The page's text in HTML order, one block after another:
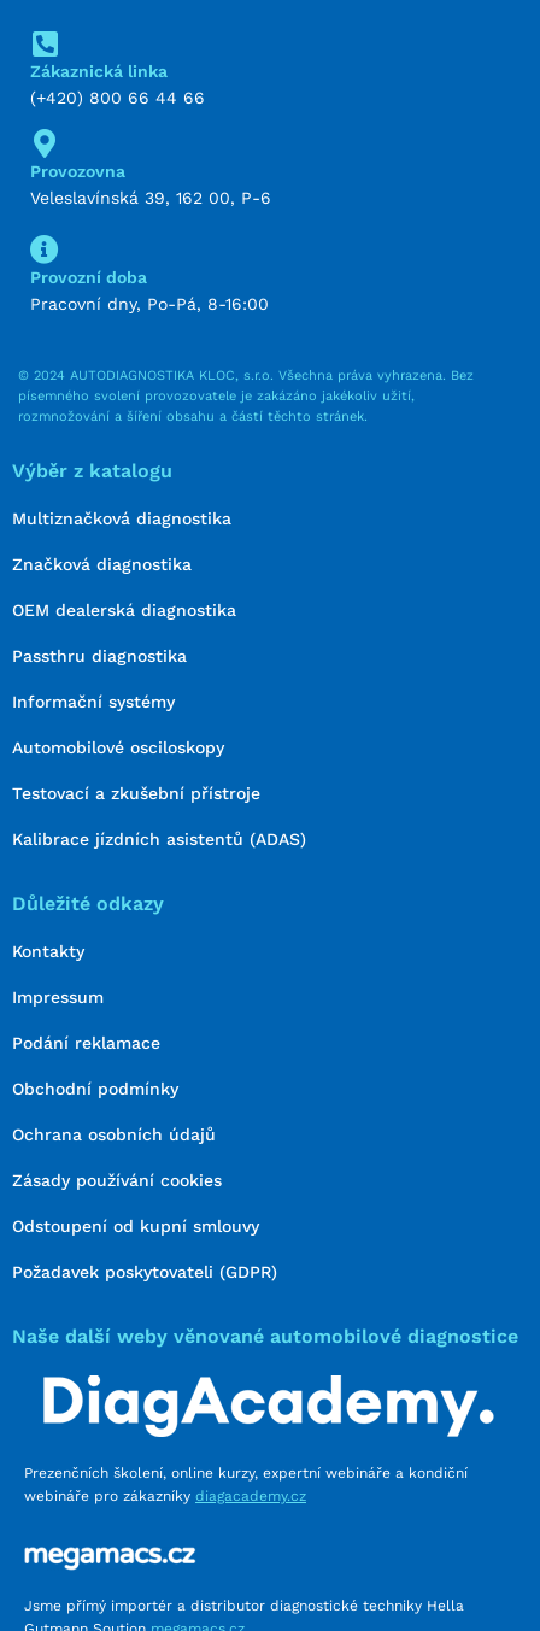
Zákaznická linka
(+420) 800 66 44 66
Provozovna
Veleslavínská 39, 162 00, P-6
Provozní doba
Pracovní dny, Po-Pá, 8-16:00
© 2024 AUTODIAGNOSTIKA KLOC, s.r.o. Všechna práva vyhrazena. Bez
písemného svolení provozovatele je zakázáno jakékoliv užití,
rozmnožování a šíření obsahu a částí těchto stránek.
Výběr z katalogu
Multiznačková diagnostika
Značková diagnostika
OEM dealerská diagnostika
Passthru diagnostika
Informační systémy
Automobilové osciloskopy
Testovací a zkušební přístroje
Kalibrace jízdních asistentů (ADAS)
Důležité odkazy
Kontakty
Impressum
Podání reklamace
Obchodní podmínky
Ochrana osobních údajů
Zásady používání cookies
Odstoupení od kupní smlouvy
Požadavek poskytovateli (GDPR)
Naše další weby věnované automobilové diagnostice
Prezenčních školení, online kurzy, expertní webináře a kondiční
webináře pro zákazníky diagacademy.cz
Jsme přímý importér a distributor diagnostické techniky Hella